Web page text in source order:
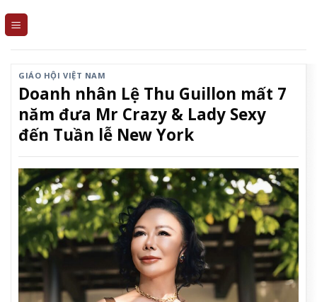
GIÁO HỘI VIỆT NAM
Doanh nhân Lệ Thu Guillon mất 7
năm đưa Mr Crazy & Lady Sexy
đến Tuần lễ New York